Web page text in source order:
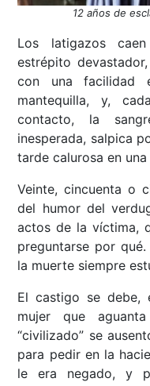
12 años de
Los latigazos
estrépito
con una facilidad
mantequilla, y,
contacto, la
inesperada, salpica
tarde calurosa en
Veinte, cincuenta o
del humor del
actos de la víctima,
preguntarse por
la muerte siempre
El castigo se debe,
mujer que
“civilizado” se
para pedir en la
le era negado, y